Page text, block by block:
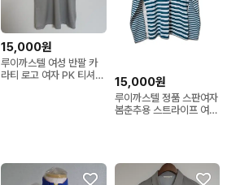
15,000원
루이까스텔 여성 반팔 카
라티 로고 여자 PK 티셔츠
15,000원
루이까스텔 정품 스판여자
봄춘추용 스트라이프 여성